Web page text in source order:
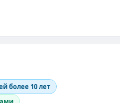
более 10 лет